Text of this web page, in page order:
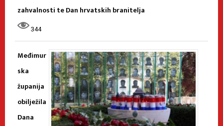
zahvalnosti te Dan hrvatskih branitelja
344
Međimur
ska
županija
obilježila
Dana